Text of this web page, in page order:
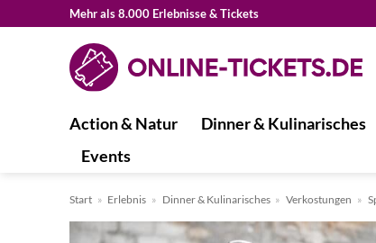
Mehr als 8.000 Erlebnisse & Tickets
Action & Natur Dinner & Kulinarisches
Events
Start » Erlebnis » Dinner & Kulinarisches » Verkostungen »